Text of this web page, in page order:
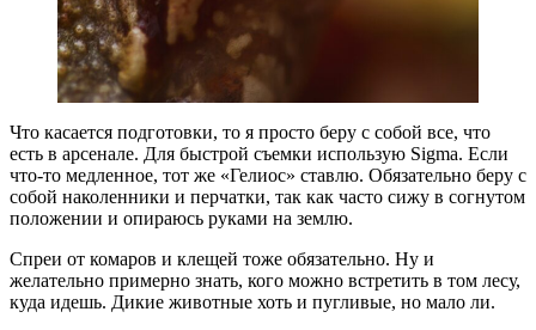
Что касается подготовки, то я просто беру с собой все, что
есть в арсенале. Для быстрой съемки использую Sigma. Если
что-то медленное, тот же «Гелиос» ставлю. Обязательно беру с
собой наколенники и перчатки, так как часто сижу в согнутом
положении и опираюсь руками на землю.
Спреи от комаров и клещей тоже обязательно. Ну и
желательно примерно знать, кого можно встретить в том лесу,
куда идешь. Дикие животные хоть и пугливые, но мало ли.